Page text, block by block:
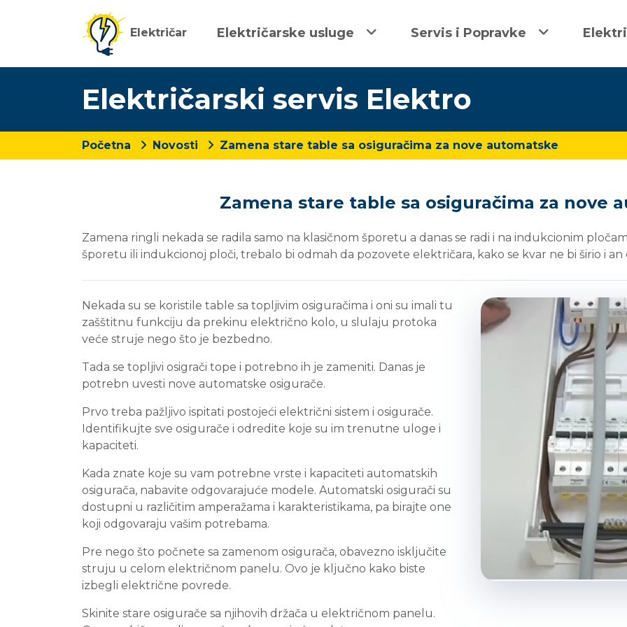
Električar Električarske usluge Servis i Popravke
Električarski servis Elektro
Početna Novosti Zamena stare table sa osiguračima za nove automatske
Zamena stare table sa osiguračima za nove
Zamena ringli nekada se radila samo na klasičnom šporetu a danas se radi i na indukcionim
šporetu ili indukcionoj ploči, trebalo bi odmah da pozovete električara, kako se kvar ne bi širio i
Nekada su se koristile table sa topljivim osiguračima i oni su imali tu
zašštitnu funkciju da prekinu električno kolo, u slulaju protoka
veće struje nego što je bezbedno.
Tada se topljivi osigrači tope i potrebno ih je zameniti. Danas je
potrebn uvesti nove automatske osigurače.
Prvo treba pažljivo ispitati postojeći električni sistem i osigurače.
Identifikujte sve osigurače i odredite koje su im trenutne uloge i
kapaciteti.
Kada znate koje su vam potrebne vrste i kapaciteti automatskih
osigurača, nabavite odgovarajuće modele. Automatski osigurači su
dostupni u različitim amperažama i karakteristikama, pa birajte one
koji odgovaraju vašim potrebama.
Pre nego što počnete sa zamenom osigurača, obavezno isključite
struju u celom električnom panelu. Ovo je ključno kako biste
izbegli električne povrede.
Skinite stare osigurače sa njihovih držača u električnom panelu.